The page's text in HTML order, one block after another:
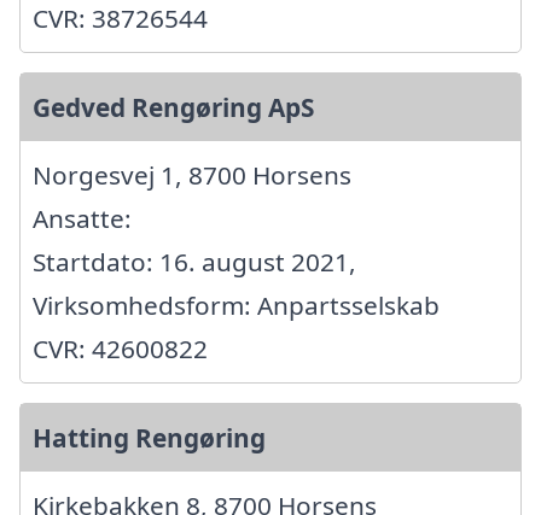
CVR: 38726544
Gedved Rengøring ApS
Norgesvej 1, 8700 Horsens
Ansatte:
Startdato: 16. august 2021,
Virksomhedsform: Anpartsselskab
CVR: 42600822
Hatting Rengøring
Kirkebakken 8, 8700 Horsens